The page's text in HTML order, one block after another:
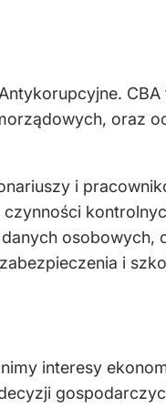
CBA
oraz
i
osobowych,
i
interesy